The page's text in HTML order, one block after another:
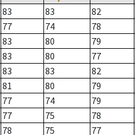
83 83 82
77 74 78
83 80 79
83 80 77
83 83 82
81 80 79
77 74 79
77 75 78
78 75 77